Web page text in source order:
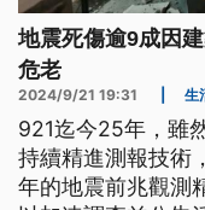
地震死傷逾9成因
危老
2024/9/21 19:31 生
921迄今25年，雖
持續精進測報技術
年的地震前兆觀測